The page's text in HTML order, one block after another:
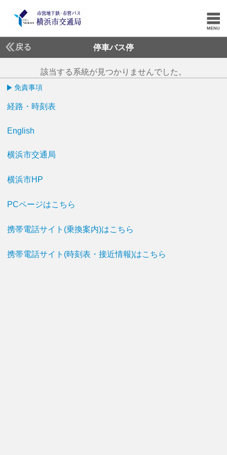
戻る 停車バス停
該当する系統が見つかりませんでした。
免責事項
経路・時刻表
English
横浜市交通局
横浜市HP
PCページはこちら
携帯電話サイト(乗換案内)はこちら
携帯電話サイト(時刻表・接近情報)はこちら